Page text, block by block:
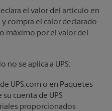
el valor del artículo en
compra el calor declarado
máximo por el valor del
no se aplica a UPS:
UPS.com o en Paquetes
cuenta de UPS
proporcionados